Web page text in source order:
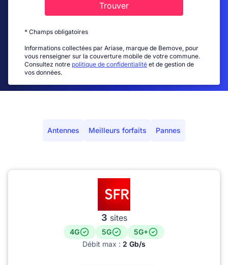
Trouver
* Champs obligatoires
Informations collectées par Ariase, marque de Bemove, pour
vous renseigner sur la couverture mobile de votre commune.
Consultez notre politique de confidentialité et de gestion de
vos données.
Antennes Meilleurs forfaits Pannes
3 sites
4G 5G
5G+
Débit max : 2 Gb/s